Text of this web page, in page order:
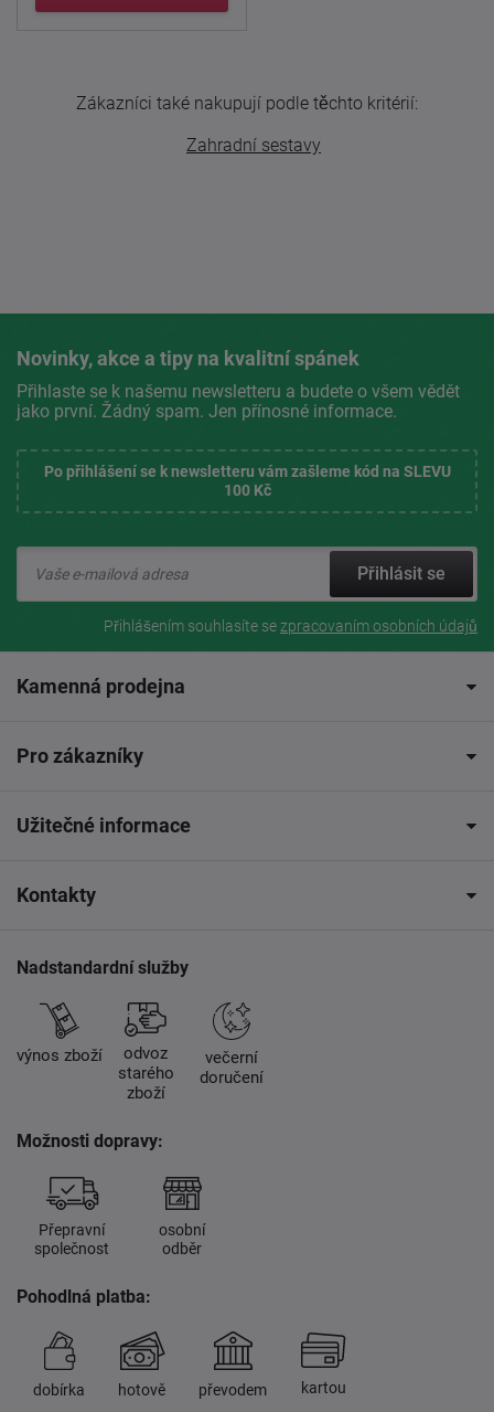
Zákazníci také nakupují podle těchto kritérií:
Zahradní sestavy
Novinky, akce a tipy na kvalitní spánek
Přihlaste se k našemu newsletteru a budete o všem vědět
jako první. Žádný spam. Jen přínosné informace.
Po přihlášení se k newsletteru vám zašleme kód na SLEVU
100 Kč
Přihlásit se
Přihlášením souhlasíte sezpracovaním osobních údajů
Kamenná prodejna
Pro zákazníky
Užitečné informace
Kontakty
Nadstandardní služby
výnos zboží
odvoz
starého
zboží
večerní
doručení
Možnosti dopravy:
Přepravní
společnost
osobní
odběr
Pohodlná platba:
dobírka hotově převodem kartou